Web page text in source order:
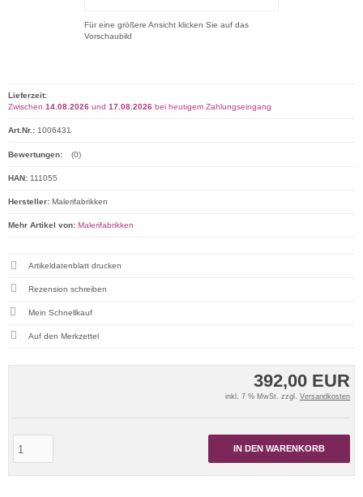
Für eine größere Ansicht klicken Sie auf das
Vorschaubild
392,00 EUR
inkl. 7 % MwSt. zzgl. Versandkosten
IN DEN WARENKORB
Lieferzeit:
Zwischen 14.08.2026 und 17.08.2026 bei heutigem Zahlungseingang
Art.Nr.: 1006431
Bewertungen: (0)
HAN: 111055
Hersteller: Malerifabrikken
Mehr Artikel von: Malerifabrikken
Artikeldatenblatt drucken
Rezension schreiben
Mein Schnellkauf